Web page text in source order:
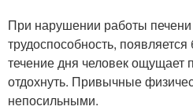
При нарушении работы печени
трудоспособность,
течение дня человек ощущает
отдохнуть. Привычные
непосильными.